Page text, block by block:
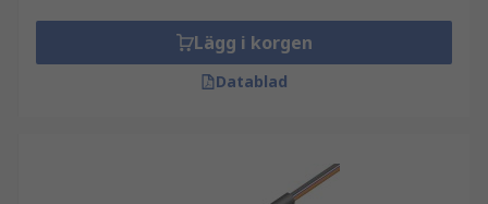
Flatkablar och tråd-till-kort-lösningar är särskilt
vanliga där kompakt design och effektiv intern
Så väljer du rätt kretskortskabel
Lägg i korgen
Datablad